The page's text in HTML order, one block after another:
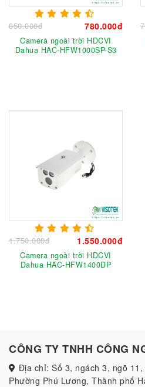
850.000đ 780.000đ
Camera ngoài trời HDCVI
Dahua HAC-HFW1000SP-S3
1.750.000đ 1.550.000đ
Camera ngoài trời HDCVI
Dahua HAC-HFW1400DP
CÔNG TY TNHH CÔNG
Địa chỉ: Số 3, ngách 3, ngõ
Phường Phú Lương, Thành phố